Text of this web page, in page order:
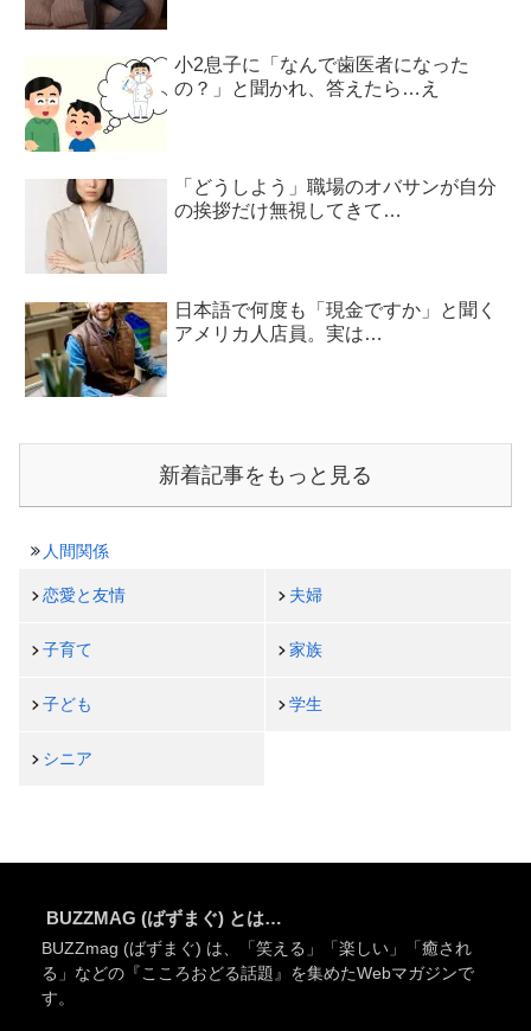
小2息子に「なんで歯医者になった
の？」と聞かれ、答えたら…え
「どうしよう」職場のオバサンが自分
の挨拶だけ無視してきて…
日本語で何度も「現金ですか」と聞く
アメリカ人店員。実は…
新着記事をもっと見る
人間関係
恋愛と友情 夫婦
子育て 家族
子ども 学生
シニア
BUZZMAG (ばずまぐ) とは…
BUZZmag (ばずまぐ) は、「笑える」「楽しい」「癒され
る」などの『こころおどる話題』を集めたWebマガジンで
す。